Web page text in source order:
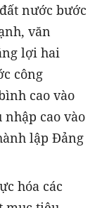
nước bước
văn
lợi hai
công
cao vào
cao vào
lập Đảng
hóa các